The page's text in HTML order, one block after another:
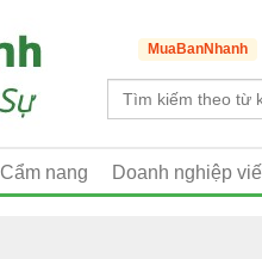
MuaBanNhanh
Cẩm nang Doanh nghiệp